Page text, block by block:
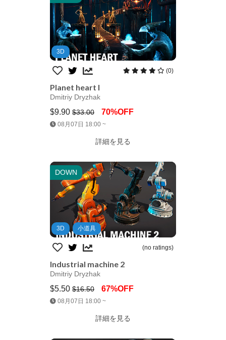
3D
(0)
Planet heart I
Dmitriy Dryzhak
$9.90 $33.00 70%OFF
08月07日 18:00 ~
詳細を見る
DOWN
Jump AssetStore
3D 小道具
(no ratings)
Industrial machine 2
Dmitriy Dryzhak
$5.50 $16.50 67%OFF
08月07日 18:00 ~
詳細を見る
Jump AssetStore